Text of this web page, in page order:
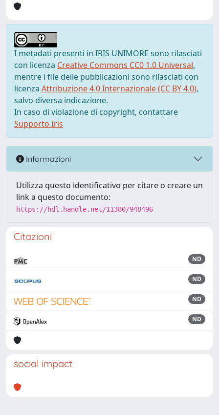
I metadati presenti in IRIS UNIMORE sono rilasciati
con licenza Creative Commons CC0 1.0 Universal,
mentre i file delle pubblicazioni sono rilasciati con
licenza Attribuzione 4.0 Internazionale (CC BY 4.0),
salvo diversa indicazione.
In caso di violazione di copyright, contattare
Supporto Iris
Informazioni
Utilizza questo identificativo per citare o creare un
link a questo documento:
https://hdl.handle.net/11380/948496
Citazioni
ND
ND
ND
ND
social impact